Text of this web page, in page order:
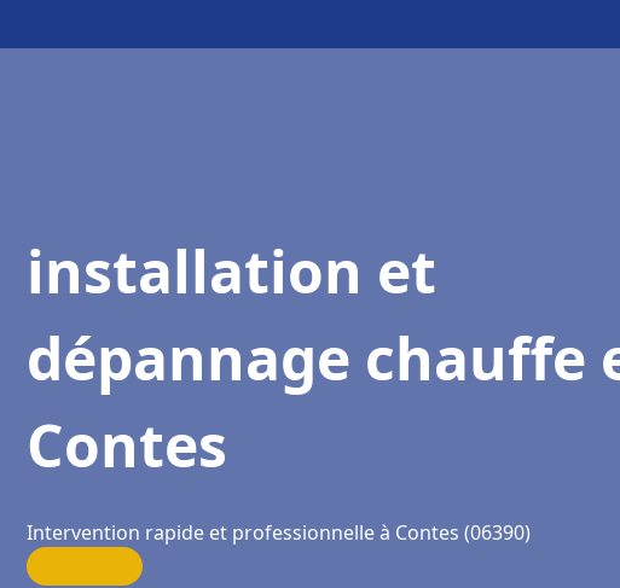
installation et
dépannage chauffe
Contes
Intervention rapide et professionnelle à Contes (06390)